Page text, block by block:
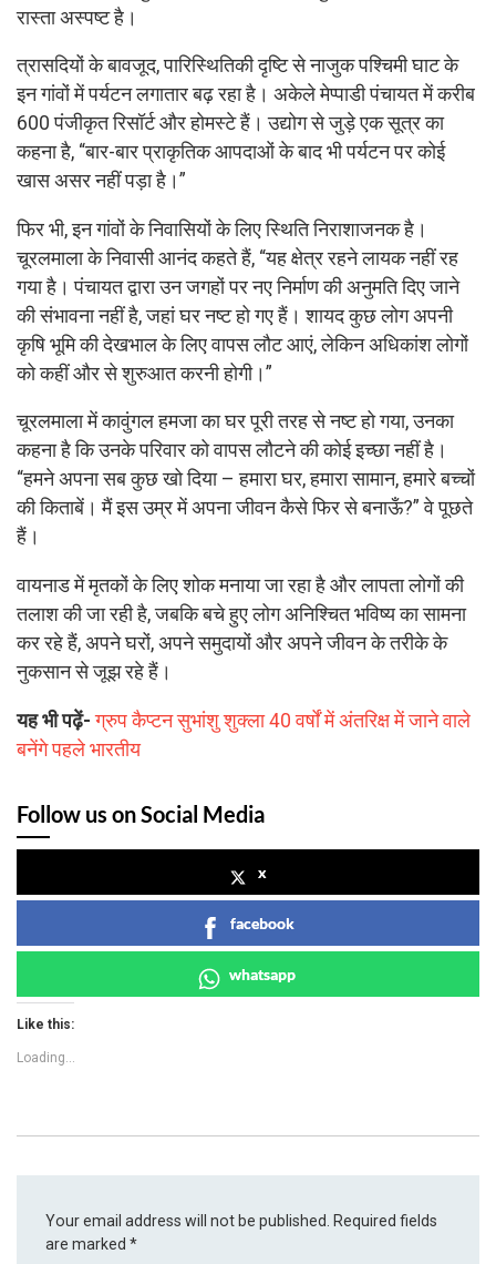
रास्ता अस्पष्ट है।
त्रासदियों के बावजूद, पारिस्थितिकी दृष्टि से नाजुक पश्चिमी घाट के
इन गांवों में पर्यटन लगातार बढ़ रहा है। अकेले मेप्पाडी पंचायत में करीब
600 पंजीकृत रिसॉर्ट और होमस्टे हैं। उद्योग से जुड़े एक सूत्र का
कहना है, “बार-बार प्राकृतिक आपदाओं के बाद भी पर्यटन पर कोई
खास असर नहीं पड़ा है।”
फिर भी, इन गांवों के निवासियों के लिए स्थिति निराशाजनक है।
चूरलमाला के निवासी आनंद कहते हैं, “यह क्षेत्र रहने लायक नहीं रह
गया है। पंचायत द्वारा उन जगहों पर नए निर्माण की अनुमति दिए जाने
की संभावना नहीं है, जहां घर नष्ट हो गए हैं। शायद कुछ लोग अपनी
कृषि भूमि की देखभाल के लिए वापस लौट आएं, लेकिन अधिकांश लोगों
को कहीं और से शुरुआत करनी होगी।”
चूरलमाला में कावुंगल हमजा का घर पूरी तरह से नष्ट हो गया, उनका
कहना है कि उनके परिवार को वापस लौटने की कोई इच्छा नहीं है।
“हमने अपना सब कुछ खो दिया – हमारा घर, हमारा सामान, हमारे बच्चों
की किताबें। मैं इस उम्र में अपना जीवन कैसे फिर से बनाऊँ?” वे पूछते
हैं।
वायनाड में मृतकों के लिए शोक मनाया जा रहा है और लापता लोगों की
तलाश की जा रही है, जबकि बचे हुए लोग अनिश्चित भविष्य का सामना
कर रहे हैं, अपने घरों, अपने समुदायों और अपने जीवन के तरीके के
नुकसान से जूझ रहे हैं।
यह भी पढ़ें- ग्रुप कैप्टन सुभांशु शुक्ला 40 वर्षों में अंतरिक्ष में जाने वाले
बनेंगे पहले भारतीय
Follow us on Social Media
x
facebook
whatsapp
Like this:
Loading...
Your email address will not be published.
Required fields
are marked*